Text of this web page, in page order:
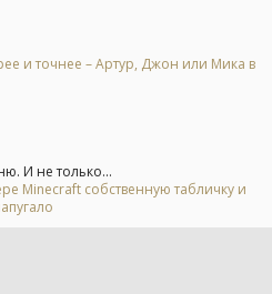
и точнее – Артур, Джон или Мика в
И не только...
Minecraft собственную табличку и